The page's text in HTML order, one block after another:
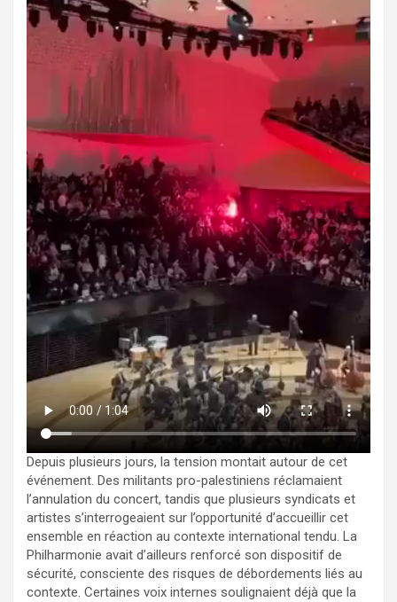
Depuis plusieurs jours, la tension montait autour de cet
événement. Des militants pro-palestiniens réclamaient
l’annulation du concert, tandis que plusieurs syndicats et
artistes s’interrogeaient sur l’opportunité d’accueillir cet
ensemble en réaction au contexte international tendu. La
Philharmonie avait d’ailleurs renforcé son dispositif de
sécurité, consciente des risques de débordements liés au
contexte. Certaines voix internes soulignaient déjà que la